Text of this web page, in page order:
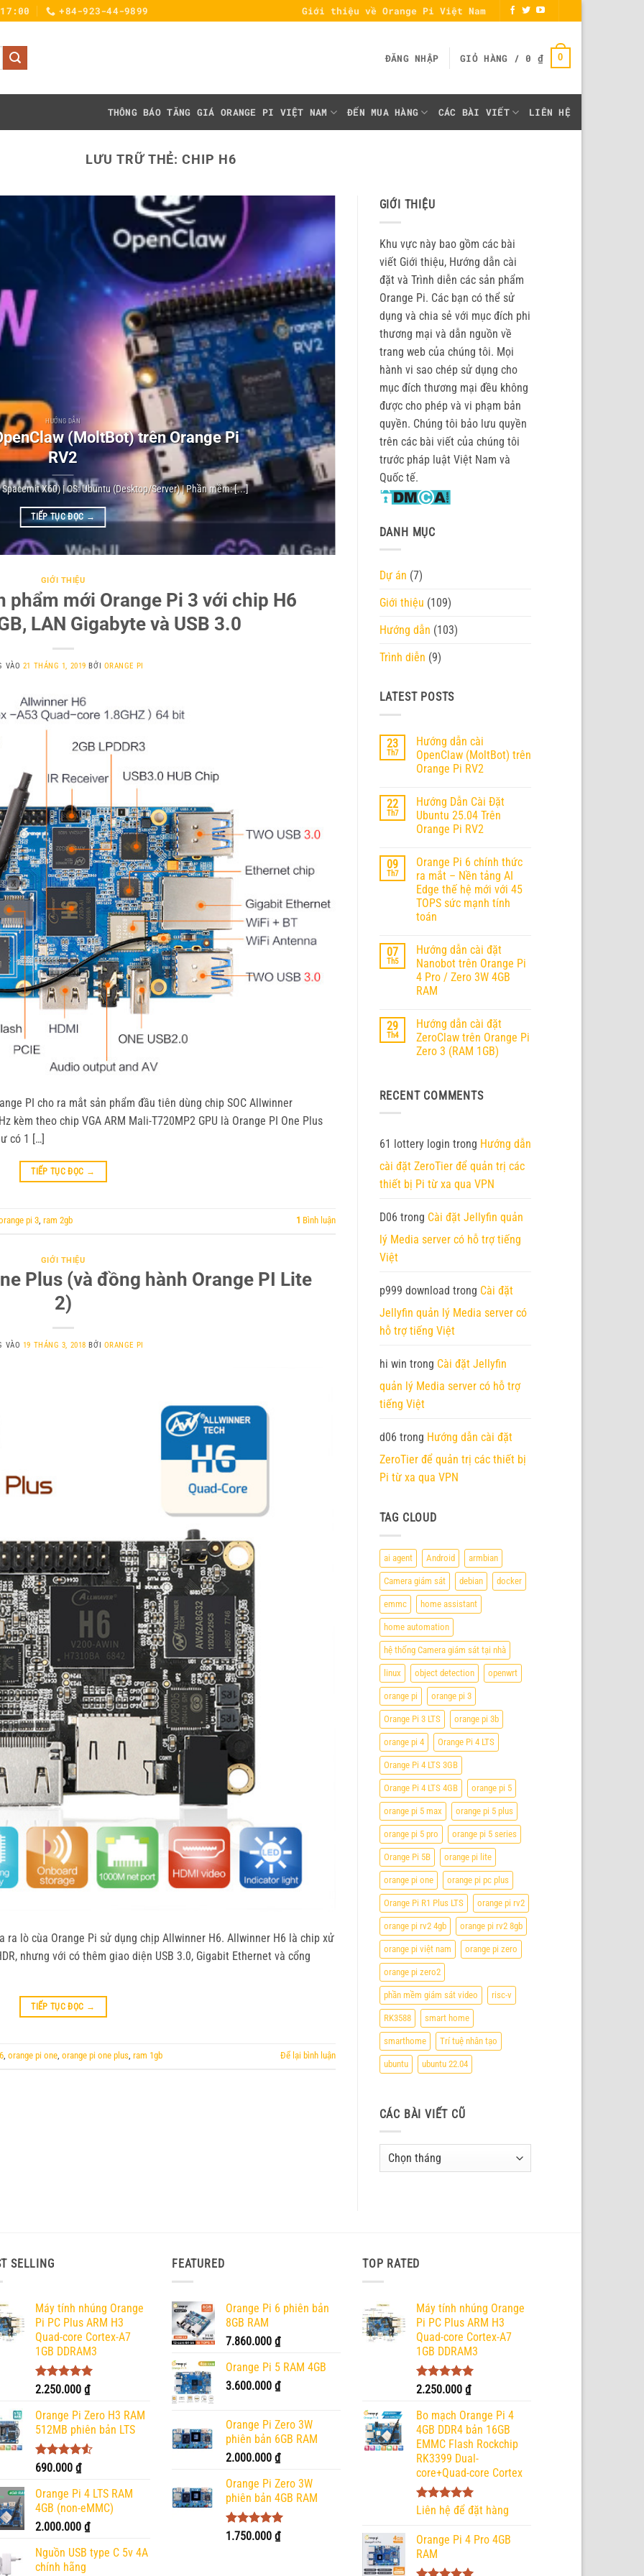
+84-923-44-9899 Giới thiệu về Orange Pi Việt Nam
ĐĂNG NHẬP GIỎ HÀNG / 0 ₫ 0
THÔNG BÁO TĂNG GIÁ ORANGE PI VIỆT NAM ĐẾN MUA HÀNG CÁC BÀI VIẾT LIÊN HỆ
LƯU TRỮ THẺ:CHIP H6
HƯỚNG DẪN
(MoltBot) trên Orange Pi
RV2
Spacemit X60) | OS: Ubuntu (Desktop/Server) | Phần mềm: [...]
TIẾP TỤC ĐỌC →
GIỚI THIỆU
phẩm mới Orange Pi 3 với chip H6
LAN Gigabyte và USB 3.0
VÀO 21 THÁNG 1, 2019 BỞI ORANGE PI
PI cho ra mắt sản phẩm đầu tiên dùng chip SOC Allwinner
kèm theo chip VGA ARM Mali-T720MP2 GPU là Orange PI One Plus
có 1 […]
TIẾP TỤC ĐỌC →
pi 3 ram 2gb 1 Bình luận
GIỚI THIỆU
Plus (và đồng hành Orange PI Lite
2)
VÀO 19 THÁNG 3, 2018 BỞI ORANGE PI
ra lò cùa Orange Pi sử dụng chịp Allwinner H6. Allwinner H6 là chip xử
nhưng với có thêm giao diện USB 3.0, Gigabit Ethernet và cổng
TIẾP TỤC ĐỌC →
, orange pi one, orange pi one plus, ram 1gb Để lại bình luận
GIỚI THIỆU
Khu vực này bao gồm các bài
viết Giới thiệu, Hướng dẫn cài
đặt và Trình diễn các sản phẩm
Orange Pi. Các bạn có thể sử
dụng và chia sẻ với mục đích phi
thương mại và dẫn nguồn về
trang web của chúng tôi. Mọi
hành vi sao chép sử dụng cho
mục đích thương mại đều không
được cho phép và vi phạm bản
quyền. Chúng tôi bảo lưu quyền
trên các bài viết của chúng tôi
trước pháp luật Việt Nam và
Quốc tế.
DANH MỤC
Dự án (7)
Giới thiệu (109)
Hướng dẫn (103)
Trình diễn (9)
LATEST POSTS
23
Th7
Hướng dẫn cài
OpenClaw (MoltBot) trên
Orange Pi RV2
bình
luận
ở
Hướng
OpenClaw
(MoltBot)
trên
Orange
Pi
RV2
22
Th7
Hướng Dẫn Cài Đặt
Ubuntu 25.04 Trên
Orange Pi RV2
bình
luận
ở
Hướng
Dẫn
Cài
Đặt
Trên
Orange
Pi
RV2
09
Th7
Orange Pi 6 chính thức
ra mắt – Nền tảng AI
Edge thế hệ mới với 45
TOPS sức mạnh tính
toán
bình
luận
ở
Orange
Pi
6
ra
mắt
–
Nền
thế
hệ
sức
tính
07
Th5
Hướng dẫn cài đặt
Nanobot trên Orange Pi
4 Pro / Zero 3W 4GB
RAM
bình
luận
ở
Hướng
Nanobot
trên
/
3W
4GB
RAM
29
Th4
Hướng dẫn cài đặt
ZeroClaw trên Orange Pi
Zero 3 (RAM 1GB)
luận
ở
đặt
ZeroClaw
Orange
Zero
1GB)
RECENT COMMENTS
61 lottery login trong Hướng dẫn
cài đặt ZeroTier để quản trị các
thiết bị Pi từ xa qua VPN
D06 trong Cài đặt Jellyfin quản
lý Media server có hỗ trợ tiếng
Việt
p999 download trong Cài đặt
Jellyfin quản lý Media server có
hỗ trợ tiếng Việt
hi win trong Cài đặt Jellyfin
quản lý Media server có hỗ trợ
tiếng Việt
d06 trong Hướng dẫn cài đặt
ZeroTier để quản trị các thiết bị
Pi từ xa qua VPN
TAG CLOUD
ai agent Android armbian
Camera giám sát debian docker
emmc home assistant
home automation
hệ thống Camera giám sát tại nhà
linux object detection openwrt
orange pi orange pi 3
Orange Pi 3 LTS orange pi 3b
orange pi 4 Orange Pi 4 LTS
Orange Pi 4 LTS 3GB
Orange Pi 4 LTS 4GB orange pi 5
orange pi 5 max orange pi 5 plus
orange pi 5 pro orange pi 5 series
Orange Pi 5B orange pi lite
orange pi one orange pi pc plus
Orange Pi R1 Plus LTS orange pi rv2
orange pi rv2 4gb orange pi rv2 8gb
orange pi việt nam orange pi zero
orange pi zero2
phần mềm giám sát video risc-v
RK3588 smart home
smarthome Trí tuệ nhân tạo
ubuntu ubuntu 22.04
CÁC BÀI VIẾT CŨ
Các
SELLING
Máy tính nhúng Orange
Pi PC Plus ARM H3
Quad-core Cortex-A7
1GB DDRAM3
Được xếp
5 sao
2.250.000 ₫
Orange Pi Zero H3 RAM
512MB phiên bản LTS
Được xếp
4.50
5 sao
690.000 ₫
Orange Pi 4 LTS RAM
4GB (non-eMMC)
2.000.000 ₫
Nguồn USB type C 5v 4A
chính hãng
FEATURED
Orange Pi 6 phiên bản
8GB RAM
7.860.000 ₫
Orange Pi 5 RAM 4GB
3.600.000 ₫
Orange Pi Zero 3W
phiên bản 6GB RAM
2.000.000 ₫
Orange Pi Zero 3W
phiên bản 4GB RAM
Được xếp
1.750.000 ₫
TOP RATED
Máy tính nhúng Orange
Pi PC Plus ARM H3
Quad-core Cortex-A7
1GB DDRAM3
Được xếp
5 sao
2.250.000 ₫
Bo mạch Orange Pi 4
4GB DDR4 bản 16GB
EMMC Flash Rockchip
RK3399 Dual-
core+Quad-core Cortex
Được xếp
Liên hệ để đặt hàng
Orange Pi 4 Pro 4GB
RAM